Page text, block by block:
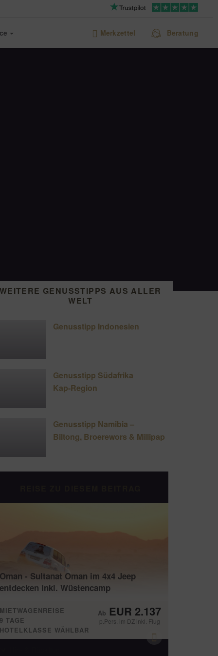
Merkzettel Beratung
GENUSSTIPPS AUS ALLER
WELT
Genusstipp Indonesien
Genusstipp Südafrika
Kap-Region
Genusstipp Namibia –
Biltong, Broerewors & Millipap
Oman - Sultanat Oman im 4x4 Jeep
entdecken inkl. Wüstencamp
MIETWAGENREISE
9 TAGE
HOTELKLASSE WÄHLBAR
EUR 2.137
p.Pers. im DZ inkl. Flug